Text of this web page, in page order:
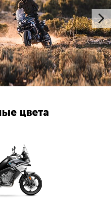
цвета